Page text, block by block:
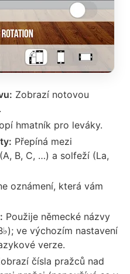
Zobrazí notovou
hmatník pro leváky.
Přepíná mezi
B, C, …) a solfeží (La,
oznámení, která vám
Použije německé názvy
ve výchozím nastavení
verze.
čísla pražců nad